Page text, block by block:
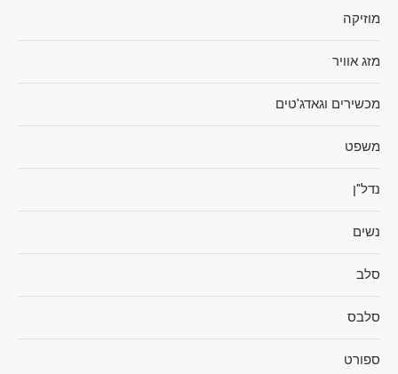
מוזיקה
מזג אוויר
מכשירים וגאדג'טים
משפט
נדל"ן
נשים
סלב
סלבס
ספורט